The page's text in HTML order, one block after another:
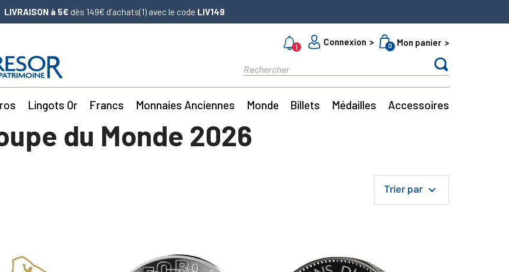
LIVRAISON à 5€ dès 149€ d’achats(1) avec le code LIV149
1
Connexion 0 Mon panier
Lingots Or Francs Monnaies Anciennes Monde Billets Médailles Accessoires
du Monde 2026
Trier par keyboard_arrow_down